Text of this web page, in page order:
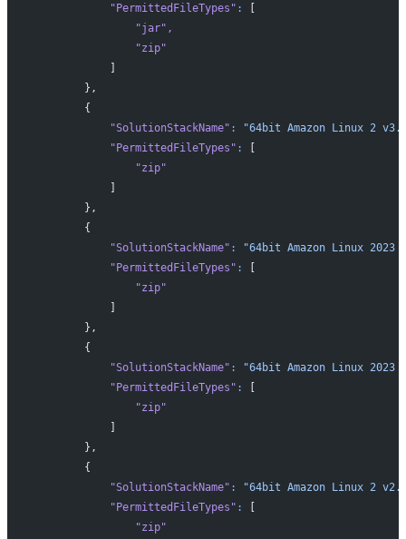
            "PermittedFileTypes"
:
[
                "jar"
,
                "zip"
            ]
        },
        {
            "SolutionStackName"
:
"64bit Amazon Linux 2
            "PermittedFileTypes"
:
[
                "zip"
            ]
        },
        {
            "SolutionStackName"
:
"64bit Amazon Linux
            "PermittedFileTypes"
:
[
                "zip"
            ]
        },
        {
            "SolutionStackName"
:
"64bit Amazon Linux
            "PermittedFileTypes"
:
[
                "zip"
            ]
        },
        {
            "SolutionStackName"
:
"64bit Amazon Linux 2
            "PermittedFileTypes"
:
[
                "zip"